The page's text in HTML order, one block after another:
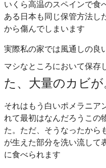
いくら高温のスペインで食
ある日本も同じ保管方法し
から傷んでしまいます
実際私の家では風通しの良
マシなところにおいて保
た、大量のカビが
それはもう白いポメラニア
れて最初はなんだろうこの
た。ただ、そうなったから
が生えた部分を洗い流して
に食べられます